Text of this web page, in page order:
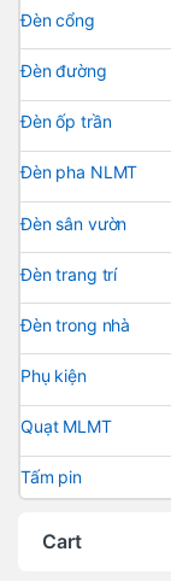
Đèn cổng
Đèn đường
Đèn ốp trần
Đèn pha NLMT
Đèn sân vườn
Đèn trang trí
Đèn trong nhà
Phụ kiện
Quạt MLMT
Tấm pin
Cart